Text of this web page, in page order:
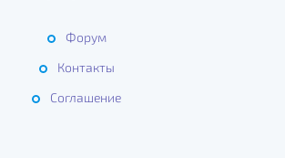
Форум
Контакты
Соглашение